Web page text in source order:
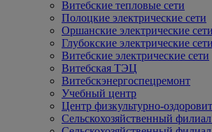
Витебские тепловые сети
Полоцкие электрические сети
Оршанские электрические сети
Глубокские электрические сети
Витебские электрические сети
Витебская ТЭЦ
Витебскэнергоспецремонт
Учебный центр
Центр физкультурно-
Сельскохозяйственный